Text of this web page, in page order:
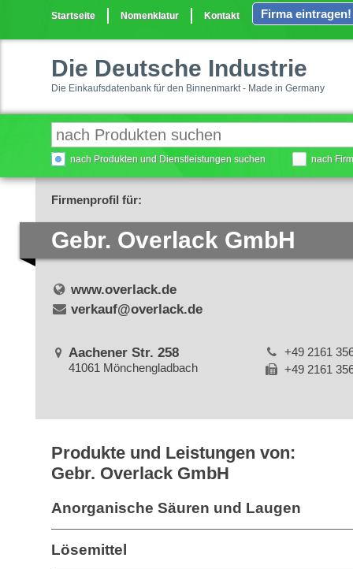
Startseite Nomenklatur Kontakt Firma eintragen!
Die Deutsche Industrie
Die Einkaufsdatenbank für den Binnenmarkt - Made in Germany
nach Produkten und Dienstleistungen suchen nach
Firmenprofil für:
Gebr. Overlack GmbH
www.overlack.de
verkauf@overlack.de
Aachener Str. 258
41061 Mönchengladbach
+49 2161
+49 2161
Produkte und Leistungen von:
Gebr. Overlack GmbH
Anorganische Säuren und Laugen
Lösemittel